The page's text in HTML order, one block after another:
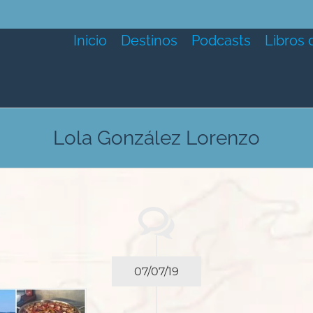
Inicio Destinos Podcasts Libros
Lola González Lorenzo
07/07/19